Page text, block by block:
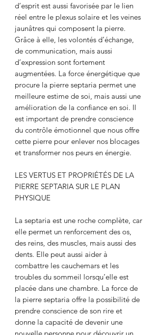
d’esprit est aussi favorisée par le lien
réel entre le plexus solaire et les veines
jaunâtres qui composent la pierre.
Grâce à elle, les volontés d’échange,
de communication, mais aussi
d’expression sont fortement
augmentées. La force énergétique que
procure la pierre septaria permet une
meilleure estime de soi, mais aussi une
amélioration de la confiance en soi. Il
est important de prendre conscience
du contrôle émotionnel que nous offre
cette pierre pour enlever nos blocages
et transformer nos peurs en énergie.
LES VERTUS ET PROPRIÉTÉS DE LA
PIERRE SEPTARIA SUR LE PLAN
PHYSIQUE
La septaria est une roche complète, car
elle permet un renforcement des os,
des reins, des muscles, mais aussi des
dents. Elle peut aussi aider à
combattre les cauchemars et les
troubles du sommeil lorsqu’elle est
placée dans une chambre. La force de
la pierre septaria offre la possibilité de
prendre conscience de son rire et
donne la capacité de devenir une